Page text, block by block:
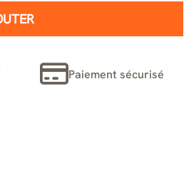
Paiement sécurisé